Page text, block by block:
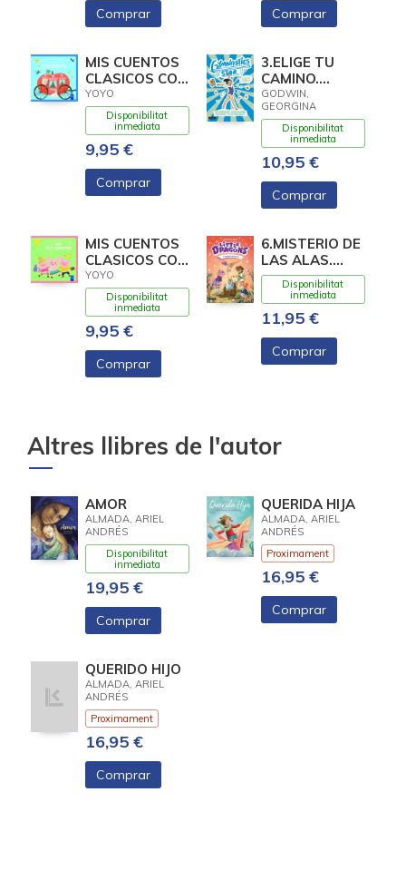
Comprar Comprar
MIS CUENTOS
CLASICOS CON
TEXTURAS.
CENICIENTA
YOYO
Disponibilitat
inmediata
9,95 €
Comprar
3.ELIGE TU
CAMINO.
(GYMNASTICS
STAR)
GODWIN,
GEORGINA
Disponibilitat
inmediata
10,95 €
Comprar
MIS CUENTOS
CLASICOS CON
TEXTURAS.
LOS TRES
CERDIT
YOYO
Disponibilitat
inmediata
9,95 €
Comprar
6.MISTERIO DE
LAS ALAS.
(LITTLE
DRAGONS)
Disponibilitat
inmediata
11,95 €
Comprar
Altres llibres de l'autor
AMOR
ALMADA, ARIEL
ANDRÉS
Disponibilitat
inmediata
19,95 €
Comprar
QUERIDA HIJA
ALMADA, ARIEL
ANDRÉS
Proximament
16,95 €
Comprar
QUERIDO HIJO
ALMADA, ARIEL
ANDRÉS
Proximament
16,95 €
Comprar